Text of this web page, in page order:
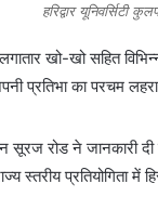
हरिद्वार यूनिवर्सिटी
खो-खो सहित
प्रतिभा का परचम
सूरज रोड ने जानकारी
स्तरीय प्रतियोगिता में